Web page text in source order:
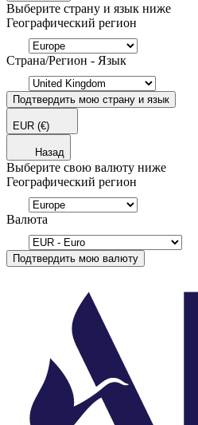
Выберите страну и язык ниже
Географический регион
Страна/Регион - Язык
Подтвердить мою страну и язык
EUR (€)
Назад
Выберите свою валюту ниже
Географический регион
Валюта
Подтвердить мою валюту